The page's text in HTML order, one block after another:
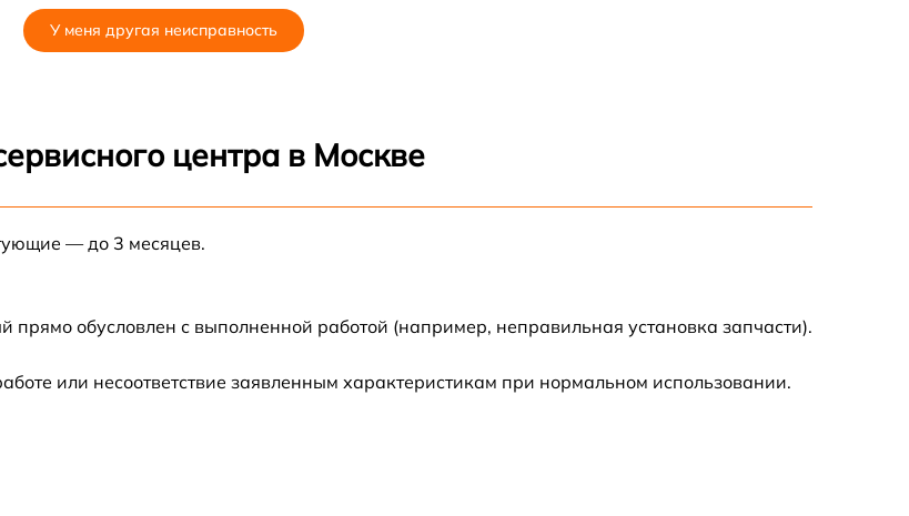
У меня другая неисправность
центра в Москве
— до 3 месяцев.
прямо обусловлен с выполненной работой (например, неправильная установка запчасти).
или несоответствие заявленным характеристикам при нормальном использовании.